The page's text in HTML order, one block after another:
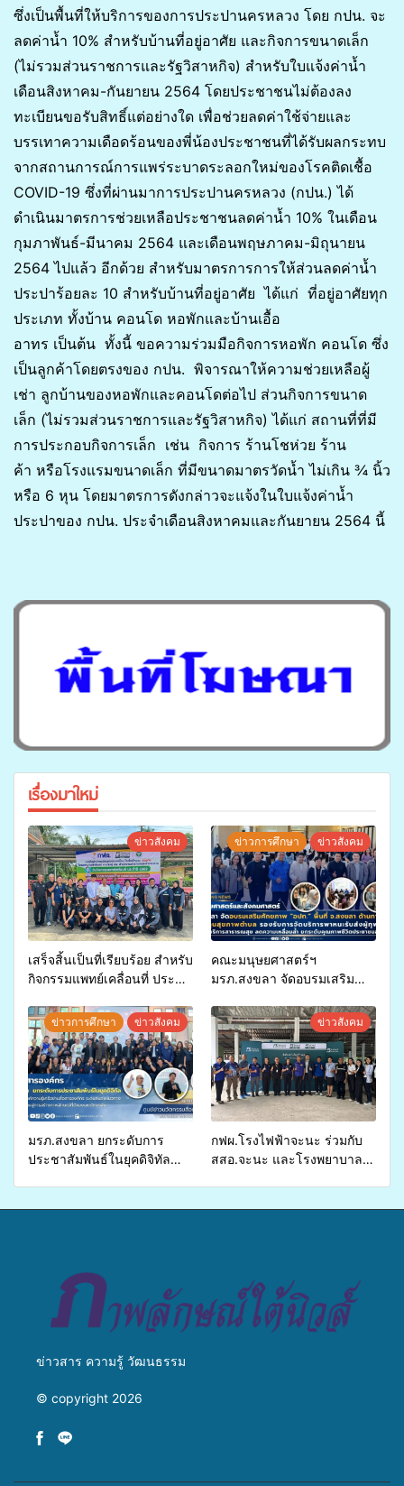
ซึ่งเป็นพื้นที่ให้บริการของการประปานครหลวง โดย กปน. จะ
ลดค่าน้ำ 10% สำหรับบ้านที่อยู่อาศัย และกิจการขนาดเล็ก
(ไม่รวมส่วนราชการและรัฐวิสาหกิจ) สำหรับใบแจ้งค่าน้ำ
เดือนสิงหาคม-กันยายน 2564 โดยประชาชนไม่ต้องลง
ทะเบียนขอรับสิทธิ์แต่อย่างใด เพื่อช่วยลดค่าใช้จ่ายและ
บรรเทาความเดือดร้อนของพี่น้องประชาชนที่ได้รับผลกระทบ
จากสถานการณ์การแพร่ระบาดระลอกใหม่ของโรคติดเชื้อ
COVID-19 ซึ่งที่ผ่านมาการประปานครหลวง (กปน.) ได้
ดำเนินมาตรการช่วยเหลือประชาชนลดค่าน้ำ 10% ในเดือน
กุมภาพันธ์-มีนาคม 2564 และเดือนพฤษภาคม-มิถุนายน
2564 ไปแล้ว อีกด้วย สำหรับมาตรการการให้ส่วนลดค่าน้ำ
ประปาร้อยละ 10 สำหรับบ้านที่อยู่อาศัย ได้แก่ ที่อยู่อาศัยทุก
ประเภท ทั้งบ้าน คอนโด หอพักและบ้านเอื้อ
อาทร เป็นต้น ทั้งนี้ ขอความร่วมมือกิจการหอพัก คอนโด ซึ่ง
เป็นลูกค้าโดยตรงของ กปน. พิจารณาให้ความช่วยเหลือผู้
เช่า ลูกบ้านของหอพักและคอนโดต่อไป ส่วนกิจการขนาด
เล็ก (ไม่รวมส่วนราชการและรัฐวิสาหกิจ) ได้แก่ สถานที่ที่มี
การประกอบกิจการเล็ก เช่น กิจการ ร้านโชห่วย ร้าน
ค้า หรือโรงแรมขนาดเล็ก ที่มีขนาดมาตรวัดน้ำ ไม่เกิน ¾ นิ้ว
หรือ 6 หุน โดยมาตรการดังกล่าวจะแจ้งในใบแจ้งค่าน้ำ
ประปาของ กปน. ประจำเดือนสิงหาคมและกันยายน 2564 นี้
เรื่องมาใหม่
ข่าวสังคม
เสร็จสิ้นเป็นที่เรียบร้อย สำหรับ
กิจกรรมแพทย์เคลื่อนที่ ประจำ
สุขภาพแก่ประชาชนในพื้นที่
อำเภอจะนะ
ข่าวการศึกษา ข่าวสังคม
คณะมนุษยศาสตร์ฯ
มรภ.สงขลา จัดอบรมเสริม
จ่ายงบกองทุนสุขภาพตำบล
รองรับการจัดบริการพาหนะรับ
ส่งผู้ทุพพลภาพเพื่อเข้ารับ
บริการสาธารณสุข ลดความ
เหลื่อมล้ำ ยกระดับคุณภาพ
ชีวิตประชาชนอย่างยั่งยืน
ข่าวการศึกษา ข่าวสังคม
มรภ.สงขลา ยกระดับการ
ประชาสัมพันธ์ในยุคดิจิทัล
ข่าวสังคม
กฟผ.โรงไฟฟ้าจะนะ ร่วมกับ
สสอ.จะนะ และโรงพยาบาล
ข่าวสาร ความรู้ วัฒนธรรม
© copyright 2026